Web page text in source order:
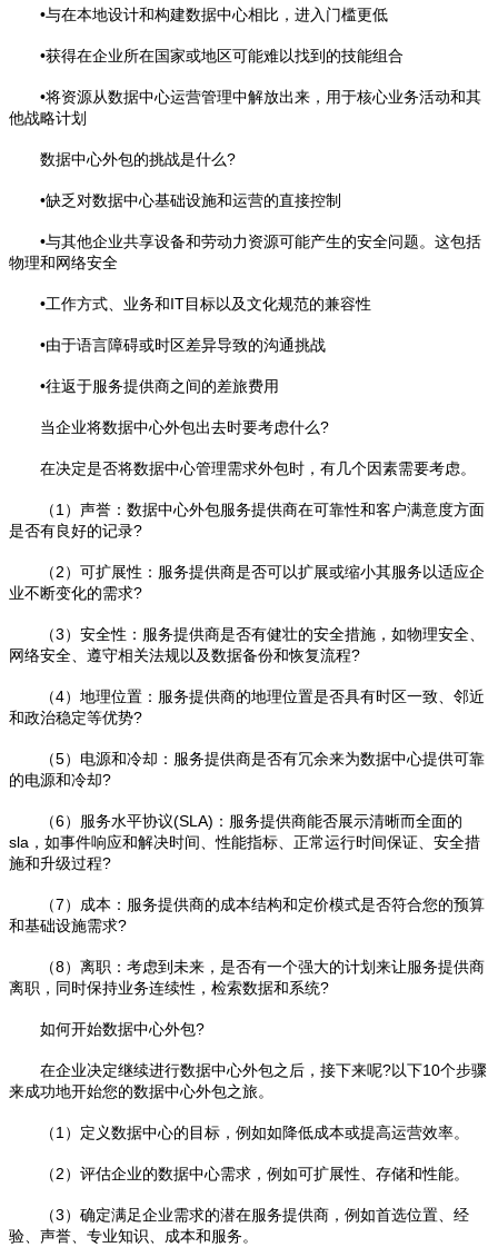
•与在本地设计和构建数据中心相比，进入门槛更低
•获得在企业所在国家或地区可能难以找到的技能组合
•将资源从数据中心运营管理中解放出来，用于核心业务活动和其
他战略计划
数据中心外包的挑战是什么?
•缺乏对数据中心基础设施和运营的直接控制
•与其他企业共享设备和劳动力资源可能产生的安全问题。这包括
物理和网络安全
•工作方式、业务和IT目标以及文化规范的兼容性
•由于语言障碍或时区差异导致的沟通挑战
•往返于服务提供商之间的差旅费用
当企业将数据中心外包出去时要考虑什么?
在决定是否将数据中心管理需求外包时，有几个因素需要考虑。
（1）声誉：数据中心外包服务提供商在可靠性和客户满意度方面
是否有良好的记录?
（2）可扩展性：服务提供商是否可以扩展或缩小其服务以适应企
业不断变化的需求?
（3）安全性：服务提供商是否有健壮的安全措施，如物理安全、
网络安全、遵守相关法规以及数据备份和恢复流程?
（4）地理位置：服务提供商的地理位置是否具有时区一致、邻近
和政治稳定等优势?
（5）电源和冷却：服务提供商是否有冗余来为数据中心提供可靠
的电源和冷却?
（6）服务水平协议(SLA)：服务提供商能否展示清晰而全面的
sla，如事件响应和解决时间、性能指标、正常运行时间保证、安全措
施和升级过程?
（7）成本：服务提供商的成本结构和定价模式是否符合您的预算
和基础设施需求?
（8）离职：考虑到未来，是否有一个强大的计划来让服务提供商
离职，同时保持业务连续性，检索数据和系统?
如何开始数据中心外包?
在企业决定继续进行数据中心外包之后，接下来呢?以下10个步骤
来成功地开始您的数据中心外包之旅。
（1）定义数据中心的目标，例如如降低成本或提高运营效率。
（2）评估企业的数据中心需求，例如可扩展性、存储和性能。
（3）确定满足企业需求的潜在服务提供商，例如首选位置、经
验、声誉、专业知识、成本和服务。